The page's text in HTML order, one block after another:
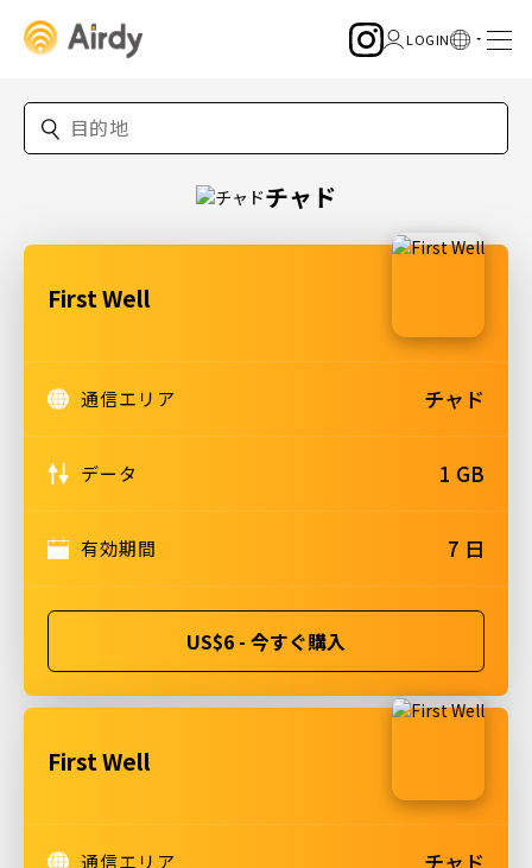
チャド
First Well
通信エリア チャド
データ 1 GB
有効期間 7 日
US$6 - 今すぐ購入
First Well
通信エリア チャド